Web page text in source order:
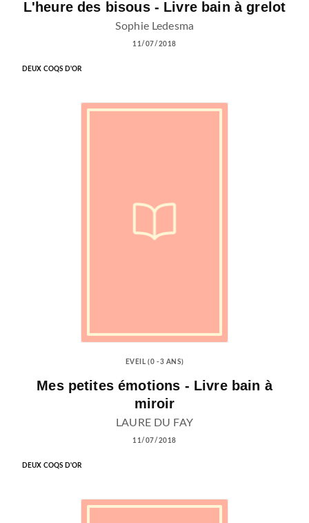
L'heure des bisous - Livre bain à grelot
Sophie Ledesma
11/07/2018
DEUX COQS D'OR
EVEIL (0 -3 ANS)
Mes petites émotions - Livre bain à
miroir
LAURE DU FAY
11/07/2018
DEUX COQS D'OR